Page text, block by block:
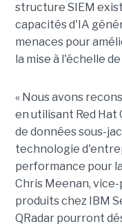
structure SIEM
capacités d'IA
menaces pour
la mise à l'échelle
« Nous avons
en utilisant Red
de données sous-
technologie
performance pour
Chris Meenan,
produits chez IBM
QRadar pourront